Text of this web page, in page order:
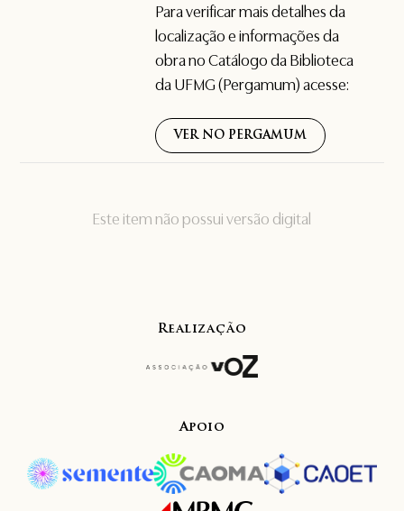
Este item não possui versão digital
Para verificar mais detalhes da
localização e informações da
obra no Catálogo da Biblioteca
da UFMG (Pergamum) acesse:
VER NO PERGAMUM
Realização
Apoio